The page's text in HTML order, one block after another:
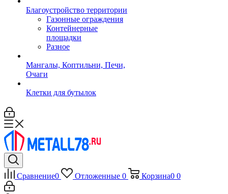
Благоустройство территории
Газонные ограждения
Контейнерные
площадки
Разное
Мангалы, Коптильни, Печи,
Очаги
Клетки для бутылок
Сравнение0 Отложенные 0 Корзина0 0